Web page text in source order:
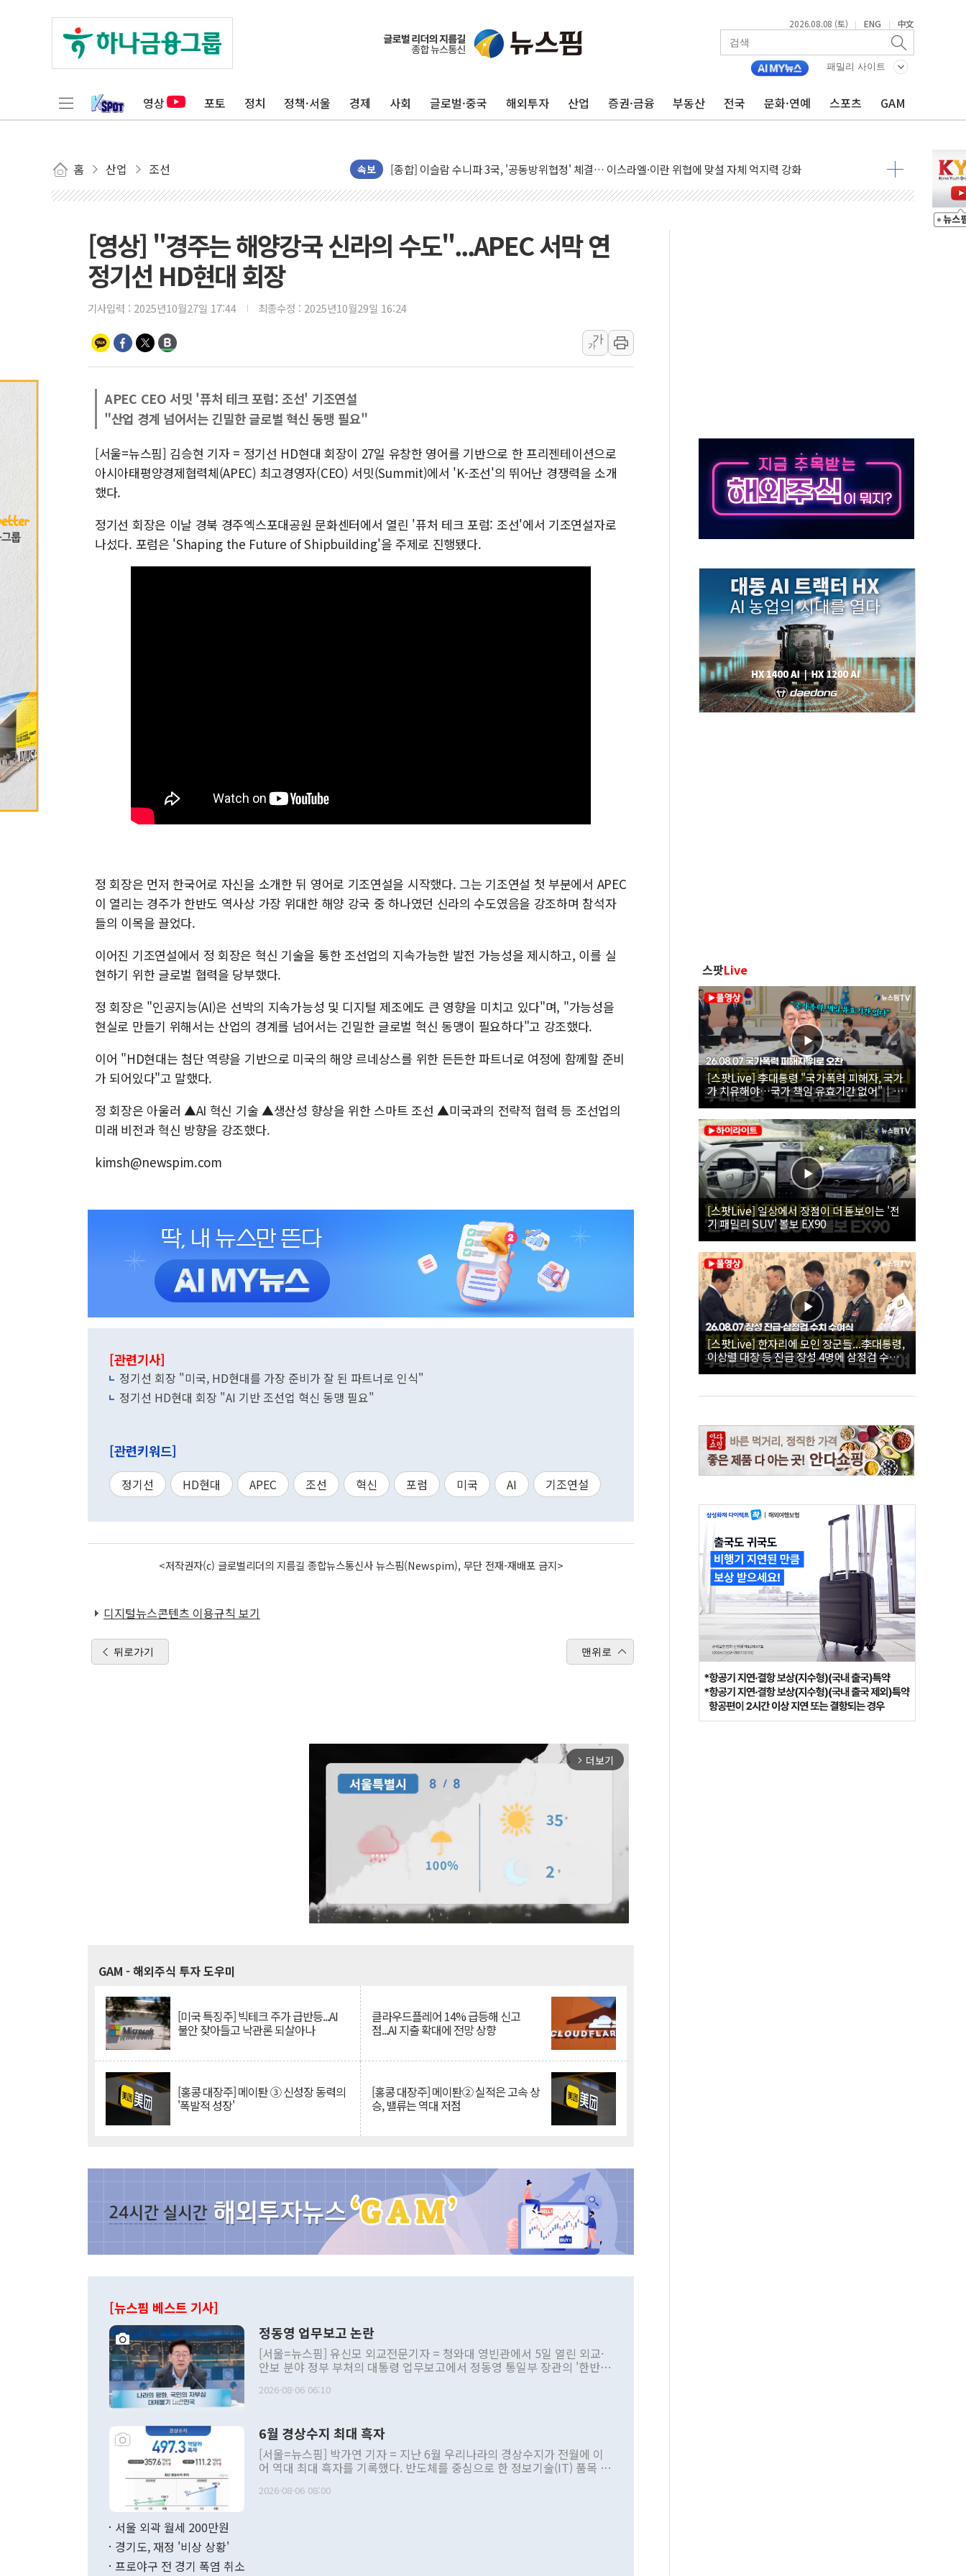
2026.08.08 (토) | ENG | 中文
패밀리 사이트
영상 포토 정치 정책·서울 경제 사회 글로벌·중국 해외투자 산업 증권·금융 부동산 전국 문화·연예 스포츠 GAM
홈 산업 조선 속보
민주, 오늘 제주·인천 경선 결과 발표...'김민석 재역전 vs 정청래 격차 확대'
한상협, 업계 개인정보 보안 새판 짠다…'자율규제단체' 타진
트럼프, 쿡 연준 이사 해임 재추진…"26일까지 의혹 소명" 요구
유럽증시, 美 고용 예상 밖 부진에 연준 금리 인상 가능성 낮아지며 상승… STOXX 600 지수는 나흘 연속 최고치
[종합] 이슬람 수니파 3국, '공동방위협정' 체결… 이스라엘·이란 위협에 맞설 자체 억지력 강화
트럼프, 백신·자폐증 행정명령 검토…"이르면 다음 주"
이란 핵심 원유 수출항 '하르그섬', 최근 1주일 이상 '올스톱'… 美 해상봉쇄 영향
美 고용 쇼크에 엔화 장중 급등…시장은 "또 개입했나" 촉각
[종합] 美 7월 고용 2만3000명 감소 '쇼크'…9월 금리 인상 기대 후퇴
[사진] 이슬람 수니파 3개국, 공동방위협정 체결
뉴욕증시 개장 전 특징주...아틀라시안·클라우드플레어·태양광주↑ VS 트레이드데스크·웬디스↓
李 "해남 태양광, 대한민국 다음 100년 밑거름…수도권 집중 완화 전환점"
[영상] "경주는 해양강국 신라의 수도"...APEC 서막 연
정기선 HD현대 회장
기사입력 : 2025년10월27일 17:44 최종수정 : 2025년10월29일 16:24
가
가
APEC CEO 서밋 '퓨처 테크 포럼: 조선' 기조연설
"산업 경계 넘어서는 긴밀한 글로벌 혁신 동맹 필요"
[서울=뉴스핌] 김승현 기자 = 정기선 HD현대 회장이 27일 유창한 영어를 기반으로 한 프리젠테이션으로
아시아태평양경제협력체(APEC) 최고경영자(CEO) 서밋(Summit)에서 'K-조선'의 뛰어난 경쟁력을 소개
했다.
정기선 회장은 이날 경북 경주엑스포대공원 문화센터에서 열린 '퓨처 테크 포럼: 조선'에서 기조연설자로
나섰다. 포럼은 'Shaping the Future of Shipbuilding'을 주제로 진행됐다.
정 회장은 먼저 한국어로 자신을 소개한 뒤 영어로 기조연설을 시작했다. 그는 기조연설 첫 부분에서 APEC
이 열리는 경주가 한반도 역사상 가장 위대한 해양 강국 중 하나였던 신라의 수도였음을 강조하며 참석자
들의 이목을 끌었다.
이어진 기조연설에서 정 회장은 혁신 기술을 통한 조선업의 지속가능한 발전 가능성을 제시하고, 이를 실
현하기 위한 글로벌 협력을 당부했다.
정 회장은 "인공지능(AI)은 선박의 지속가능성 및 디지털 제조에도 큰 영향을 미치고 있다"며, "가능성을
현실로 만들기 위해서는 산업의 경계를 넘어서는 긴밀한 글로벌 혁신 동맹이 필요하다"고 강조했다.
이어 "HD현대는 첨단 역량을 기반으로 미국의 해양 르네상스를 위한 든든한 파트너로 여정에 함께할 준비
가 되어있다"고 말했다.
정 회장은 아울러 ▲AI 혁신 기술 ▲생산성 향상을 위한 스마트 조선 ▲미국과의 전략적 협력 등 조선업의
미래 비전과 혁신 방향을 강조했다.
kimsh@newspim.com
[관련기사]
정기선 회장 "미국, HD현대를 가장 준비가 잘 된 파트너로 인식"
정기선 HD현대 회장 "AI 기반 조선업 혁신 동맹 필요"
[관련키워드]
정기선 HD현대 APEC 조선 혁신 포럼 미국 AI 기조연설
<저작권자(c) 글로벌리더의 지름길 종합뉴스통신사 뉴스핌(Newspim), 무단 전재-재배포 금지>
디지털뉴스콘텐츠 이용규칙 보기
뒤로가기 맨위로
arrow_forward_ios 더보기
GAM - 해외주식 투자 도우미
[미국 특징주] 빅테크 주가 급반등...AI
불안 잦아들고 낙관론 되살아나
클라우드플레어 14% 급등해 신고
점...AI 지출 확대에 전망 상향
[홍콩 대장주] 메이퇀 ③ 신성장 동력의
'폭발적 성장'
[홍콩 대장주] 메이퇀② 실적은 고속 상
승, 밸류는 역대 저점
[뉴스핌 베스트 기사]
정동영 업무보고 논란
[서울=뉴스핌] 유신모 외교전문기자 = 청와대 영빈관에서 5일 열린 외교·
안보 분야 정부 부처의 대통령 업무보고에서 정동영 통일부 장관의 '한반도
발언 중에는 정부 내 조율을 거치지 않은 사안을 정책으로 추진하겠다고 공
주의적 희망에 근거한 비현실적 구상'이라는 비판을 내놨다. 그동안 정 장
관의 대북 정책 관련 발언이 물의를 빚은 적은 여러 번 있지만 대통령과 유
관 부처 장관이 공개적으로 부정적 입장을 표명한 것은 이례적이다. 정 장
관의 무리한 대북 접근법과 월권을 제어해야 한다는 목소리도 높아지고 있
다. [정동영 통일부 장관이 지난달 23일 오후 서울 종로구 정부서울청사에
2026-08-06 06:10
6월 경상수지 최대 흑자
[서울=뉴스핌] 박가연 기자 = 지난 6월 우리나라의 경상수지가 전월에 이
어 역대 최대 흑자를 기록했다. 반도체를 중심으로 한 정보기술(IT) 품목 수
료=한국은행] 한국은행이 6일 발표한 '2026년 6월 국제수지(잠정)'에 따르
2026-08-06 08:00
서울 외곽 월세 200만원
경기도, 재정 '비상 상황'
프로야구 전 경기 폭염 취소
스팟Live
[스팟Live] 李대통령 "국가폭력 피해자, 국가
가 치유해야…국가 책임 유효기간 없어"｜
26.08.07 국가폭력 피해자 위로 오찬
[스팟Live] 일상에서 장점이 더 돋보이는 '전
기 패밀리 SUV' 볼보 EX90
[스팟Live] 한자리에 모인 장군들...李대통령,
이상렬 대장 등 진급 장성 4명에 삼정검 수치
직접 수여｜26.08.07 장성 진급·삼정검 수치